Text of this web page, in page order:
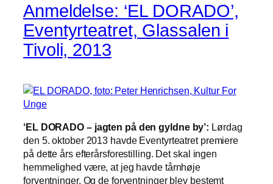
Anmeldelse: ‘EL DORADO’,
Eventyrteatret, Glassalen i
Tivoli, 2013
‘EL DORADO – jagten på den gyldne by’: Lørdag
den 5. oktober 2013 havde Eventyrteatret premiere
på dette års efterårsforestilling. Det skal ingen
hemmelighed være, at jeg havde tårnhøje
forventninger. Og de forventninger blev bestemt